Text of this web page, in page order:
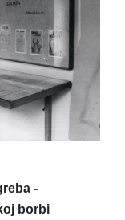
-
borbi